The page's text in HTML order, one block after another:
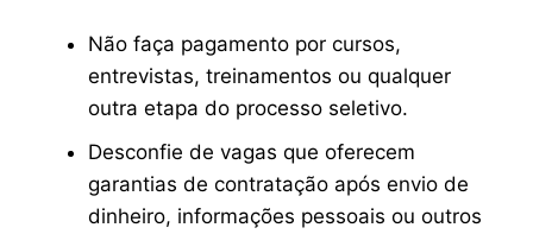
Não faça pagamento por cursos,
entrevistas, treinamentos ou qualquer
outra etapa do processo seletivo.
Desconfie de vagas que oferecem
garantias de contratação após envio de
dinheiro, informações pessoais ou outros